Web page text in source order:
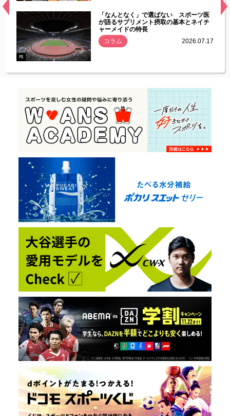
常
PR
「なんとなく」で選ばない スポーツ医
が語るサプリメント摂取の基本とネイチ
ャーメイドの特長
コラム
2026.07.17